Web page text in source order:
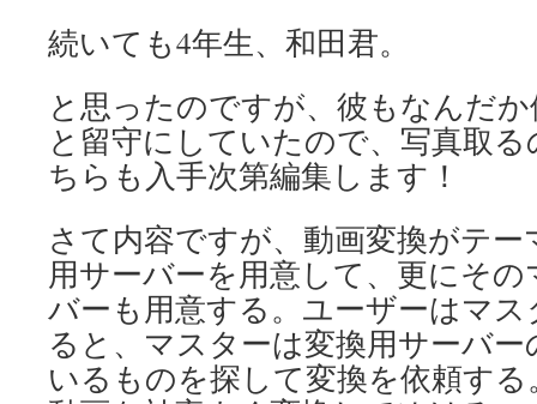
続いても4年生、和田君。
と思ったのですが、彼もなんだ
と留守にしていたので、写真取
ちらも入手次第編集します！
さて内容ですが、動画変換がテ
用サーバーを用意して、更にそ
バーも用意する。ユーザーはマ
ると、マスターは変換用サーバ
いるものを探して変換を依頼す